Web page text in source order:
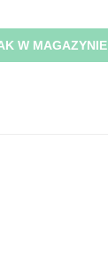
W MAGAZYNIE